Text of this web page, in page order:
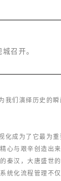
召开。
们演绎历史的
成为了它最为
心与艰辛创造出
汉，大唐盛世
统化流程管理不